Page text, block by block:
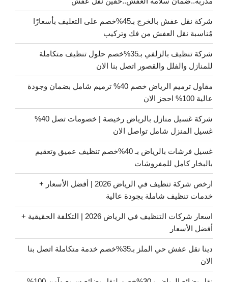
شركة نقل عفش بالخرج بـ45%خصم على التغليف بأسعارًا
مُناسبة نقل العفش من فك وتركيب
شركة تنظيف بالزلفي بـ35%خصم حلول تنظيف متكاملة
للمنازل والفلل والقصور اتصل بنا الان
مقاول ترميم الرياض خصم 40% ترميم شامل بضمان وجودة
عالية 100% احجز الان
شركة غسيل منازل بالرياض رخيصة | خصومات تصل 40%
غسيل المنزل شامل تواصل الان
غسيل فرشات بالرياض بـ 40%خصم تنظيف عميق وتعقيم
بالبخار كامل للمفروشات
ارخص شركة تنظيف في الرياض 2026 | أفضل الأسعار +
خدمات تنظيف شاملة بجودة عالية
اسعار شركات التنظيف في الرياض 2026 | التكلفة الحقيقية +
أفضل الأسعار
دينا نقل عفش حي الملز بـ35%خصم خدمة متكاملة اتصل بنا
الان